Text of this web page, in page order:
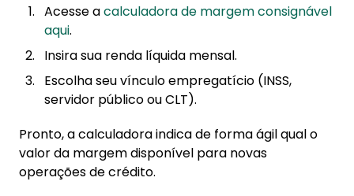
Acesse acalculadora de margem consignável
aqui.
Insira sua renda líquida mensal.
Escolha seu vínculo empregatício (INSS,
servidor público ou CLT).
Pronto, a calculadora indica de forma ágil qual o
valor da margem disponível para novas
operações de crédito.